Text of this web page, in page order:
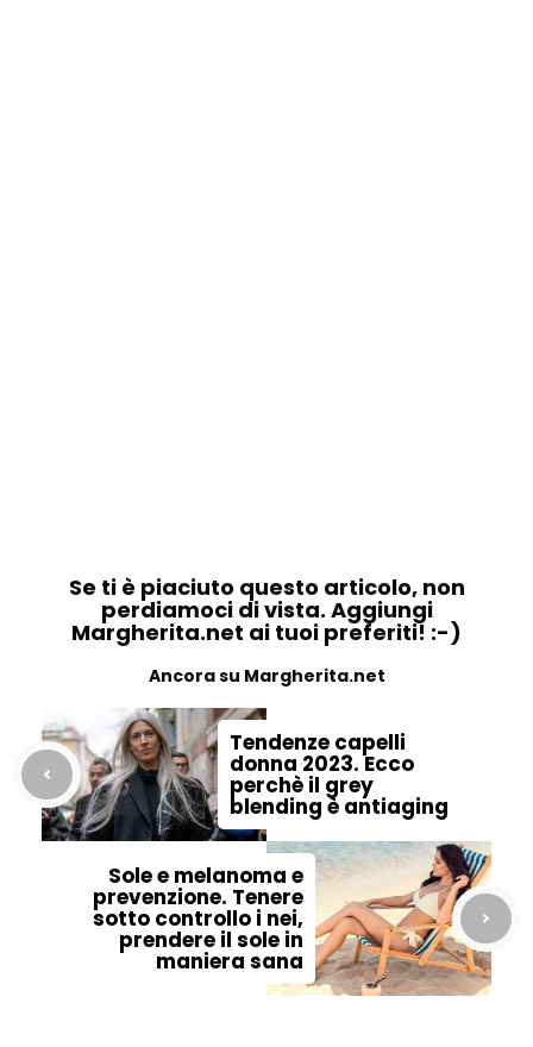
Se ti è piaciuto questo articolo, non
perdiamoci di vista. Aggiungi
Margherita.net ai tuoi preferiti! :-)
Ancora su Margherita.net
Tendenze capelli
donna 2023. Ecco
perchè il grey
blending è antiaging
Sole e melanoma e
prevenzione. Tenere
sotto controllo i nei,
prendere il sole in
maniera sana